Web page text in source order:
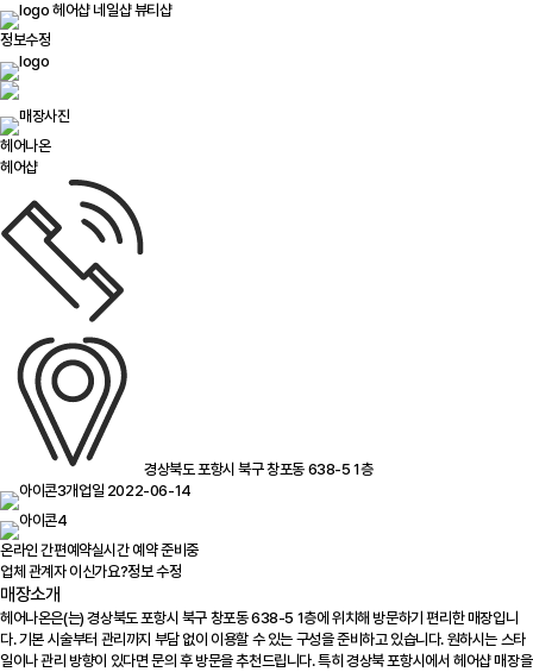
헤어샵 네일샵뷰티샵
정보수정
헤어나온
헤어샵
경상북도 포항시 북구 창포동 638-5 1층
개업일 2022-06-14
온라인 간편예약실시간 예약 준비중
업체 관계자 이신가요?정보 수정
매장소개
헤어나온은(는) 경상북도 포항시 북구 창포동 638-5 1층에 위치해 방문하기 편리한 매장입니
다. 기본 시술부터 관리까지 부담 없이 이용할 수 있는 구성을 준비하고 있습니다. 원하시는 스타
일이나 관리 방향이 있다면 문의 후 방문을 추천드립니다. 특히 경상북 포항시에서 헤어샵 매장을